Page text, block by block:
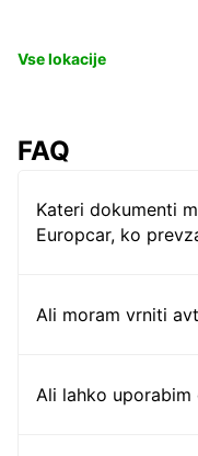
Vse lokacije
FAQ
Kateri dokumenti
Europcar, ko
Ali moram vrniti
Ali lahko